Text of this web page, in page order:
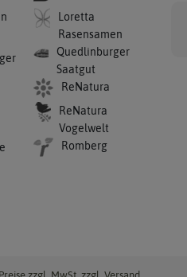
Loretta
Rasensamen
Quedlinburger
Saatgut
ReNatura
ReNatura
Vogelwelt
Romberg